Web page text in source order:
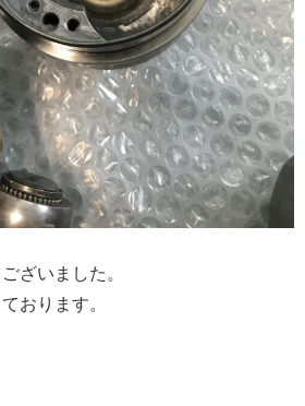
ざいました。
おります。